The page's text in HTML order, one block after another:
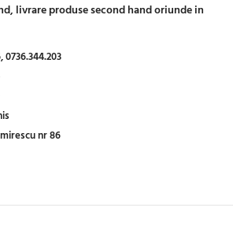
livrare produse second hand oriunde in
0736.344.203
nr 86